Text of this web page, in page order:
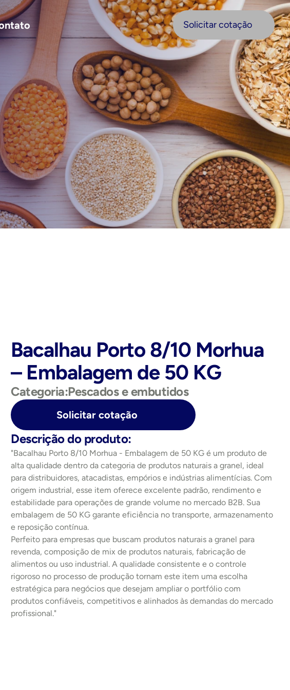
Solicitar cotação
Solicitar cotação
Bacalhau Porto 8/10 Morhua
– Embalagem de 50 KG
Categoria:Pescados e embutidos
Solicitar cotação
Descrição do produto:
"Bacalhau Porto 8/10 Morhua - Embalagem de 50 KG é um produto de
alta qualidade dentro da categoria de produtos naturais a granel, ideal
para distribuidores, atacadistas, empórios e indústrias alimentícias. Com
origem industrial, esse item oferece excelente padrão, rendimento e
estabilidade para operações de grande volume no mercado B2B. Sua
embalagem de 50 KG garante eficiência no transporte, armazenamento
e reposição contínua.
Perfeito para empresas que buscam produtos naturais a granel para
revenda, composição de mix de produtos naturais, fabricação de
alimentos ou uso industrial. A qualidade consistente e o controle
rigoroso no processo de produção tornam este item uma escolha
estratégica para negócios que desejam ampliar o portfólio com
produtos confiáveis, competitivos e alinhados às demandas do mercado
profissional."